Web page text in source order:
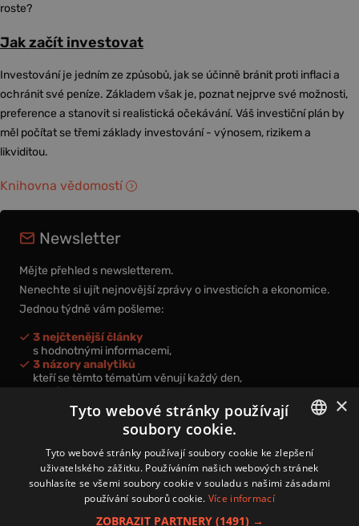
roste?
Jak začít investovat
Investování je jedním ze způsobů, jak se účinně bránit proti inflaci a
ochránit své peníze. Základem však je, poznat nejprve své možnosti,
preference a stanovit si realistická očekávání. Váš investiční plán by
měl počítat se třemi základy investování - výnosem, rizikem a
likviditou.
Knihovna vědomostí
Newsletter
Mějte přehled s newsletterem.
Nenechte si ujít nejnovější zprávy o investicích a ekonomice.
Jednou týdně vám pošleme:
3 nejčtenější články
s hodnotnými informacemi,
3 názory analytiků
kteří se těmto tématům věnují každý den,
nová videa a podcasty
k prohloubení vašich znalostí.
Přihlášením k newsletteru vyjadřujete svůj souhlas spodmínkami
zpracování osobních údajů.
CZECH
×
Tyto webové stránky používají
soubory cookie.
Tyto webové stránky používají soubory cookie ke zlepšení
uživatelského zážitku. Používáním našich webových stránek
souhlasíte se všemi soubory cookie v souladu s našimi zásadami
používání souborů cookie. Více informací
ZOBRAZIT PARTNERY (1491) →